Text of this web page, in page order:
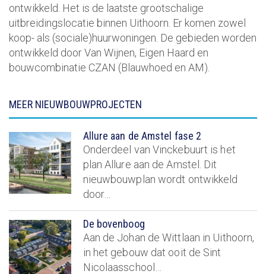
ontwikkeld. Het is de laatste grootschalige
uitbreidingslocatie binnen Uithoorn. Er komen zowel
koop- als (sociale)huurwoningen. De gebieden worden
ontwikkeld door Van Wijnen, Eigen Haard en
bouwcombinatie CZAN (Blauwhoed en AM).
MEER NIEUWBOUWPROJECTEN
Allure aan de Amstel fase 2
Onderdeel van Vinckebuurt is het
plan Allure aan de Amstel. Dit
nieuwbouwplan wordt ontwikkeld
door…
De bovenboog
Aan de Johan de Wittlaan in Uithoorn,
in het gebouw dat ooit de Sint
Nicolaasschool…